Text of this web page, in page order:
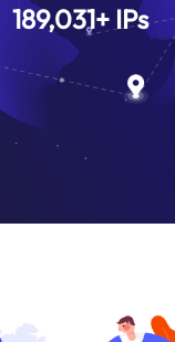
189,031+IPs